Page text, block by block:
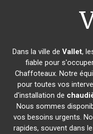
Dans la ville deVallet,
fiable pour
Chaffoteaux. Notre
pour toutes vos
d'installation de
Nous sommes
vos besoins urgents.
rapides, souvent dans